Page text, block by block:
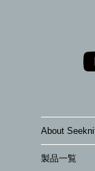
About
製品一覧